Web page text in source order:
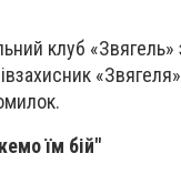
клуб «Звягель»
їм бій"